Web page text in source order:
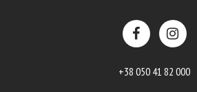
+38 050 41 82 000